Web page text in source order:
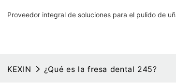
Proveedor integral de soluciones para el pulido de
KEXIN ¿Qué es la fresa dental 245?